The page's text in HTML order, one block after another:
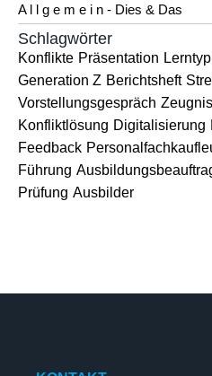
A l l g e m e i n - Dies & Das
Schlagwörter
Konflikte Präsentation Lerntyp
Generation Z Berichtsheft
Vorstellungsgespräch Zeugnis
Konfliktlösung Digitalisierung
Feedback
Führung
Prüfung Ausbilder